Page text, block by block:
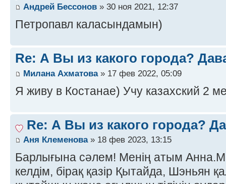
Андрей Бессонов » 30 ноя 2021, 12:37
Петропавл каласындамын)
Re: А Вы из какого города?
Милана Ахматова» 17 фев 2022, 05:09
Я живу в Костанае) Учу казахский 2
Re: А Вы из какого города?
Аня Клеменова» 18 фев 2023, 13:15
Барлығына сәлем! Менің атым
келдім, бірақ қазір Қытайда, Шэньян